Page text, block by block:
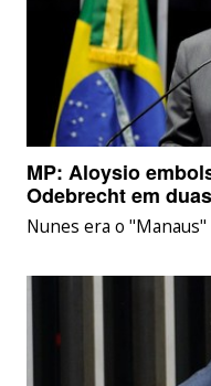
MP: Aloysio
Odebrecht em
Nunes era o